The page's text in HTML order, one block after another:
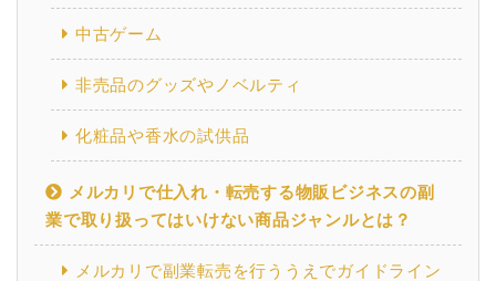
中古ゲーム
非売品のグッズやノベルティ
化粧品や香水の試供品
メルカリで仕入れ・転売する物販ビジネスの副
業で取り扱ってはいけない商品ジャンルとは？
メルカリで副業転売を行ううえでガイドライン